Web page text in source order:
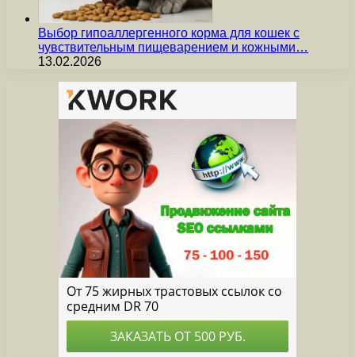
Выбор гипоаллергенного корма для кошек с
чувствительным пищеварением и кожными…
13.02.2026